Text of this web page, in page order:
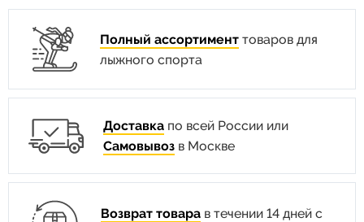
Полный ассортимент товаров для
лыжного спорта
Доставка по всей России или
Самовывоз в Москве
Возврат товарав течении 14 дней с